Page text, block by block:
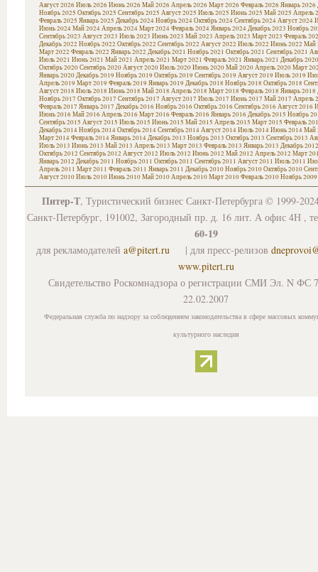
Август 2026 Июль 2026 Июнь 2026 Май 2026 Апрель 2026 Март 2026 Февраль 2026 Январь 2026
Ноябрь 2025 Октябрь 2025 Сентябрь 2025 Август 2025 Июль 2025 Июнь 2025 Май 2025 Апрель
Февраль 2025 Январь 2025 Декабрь 2024Ноябрь 2024Октябрь 2024Сентябрь 2024Август 2024
Июнь 2024Май 2024Апрель 2024Март 2024Февраль 2024Январь 2024Декабрь 2023 Ноябрь
Сентябрь 2023 Август 2023 Июль 2023 Июнь 2023 Май 2023 Апрель 2023 Март 2023 Февраль
Декабрь 2022 Ноябрь 2022 Октябрь 2022 Сентябрь 2022 Август 2022 Июль 2022 Июнь 2022 Май
Март 2022 Февраль 2022 Январь 2022 Декабрь 2021 Ноябрь 2021 Октябрь 2021 Сентябрь 2021
Июль 2021 Июнь 2021 Май 2021 Апрель 2021 Март 2021 Февраль 2021 Январь 2021 Декабрь 2020
Октябрь 2020Сентябрь 2020Август 2020Июль 2020Июнь 2020Май 2020Апрель 2020Март
Январь 2020Декабрь 2019 Ноябрь 2019 Октябрь 2019 Сентябрь 2019 Август 2019 Июль 2019
Апрель 2019 Март 2019 Февраль 2019 Январь 2019 Декабрь 2018 Ноябрь 2018 Октябрь 2018
Август 2018 Июль 2018 Июнь 2018 Май 2018 Апрель 2018 Март 2018 Февраль 2018 Январь 2018
Ноябрь 2017 Октябрь 2017 Сентябрь 2017 Август 2017 Июль 2017 Июнь 2017 Май 2017 Апрель
Февраль 2017 Январь 2017 Декабрь 2016 Ноябрь 2016 Октябрь 2016 Сентябрь 2016 Август 2016
Июнь 2016 Май 2016 Апрель 2016 Март 2016 Февраль 2016 Январь 2016 Декабрь 2015 Ноябрь
Сентябрь 2015 Август 2015 Июль 2015 Июнь 2015 Май 2015 Апрель 2015 Март 2015 Февраль
Декабрь 2014Ноябрь 2014Октябрь 2014Сентябрь 2014Август 2014Июль 2014Июнь 2014Май
Март 2014Февраль 2014Январь 2014Декабрь 2013 Ноябрь 2013 Октябрь 2013 Сентябрь 2013
Июль 2013 Июнь 2013 Май 2013 Апрель 2013 Март 2013 Февраль 2013 Январь 2013 Декабрь 2012
Октябрь 2012 Сентябрь 2012 Август 2012 Июль 2012 Июнь 2012 Май 2012 Апрель 2012 Март
Январь 2012 Декабрь 2011 Ноябрь 2011 Октябрь 2011 Сентябрь 2011 Август 2011 Июль 2011
Апрель 2011 Март 2011 Февраль 2011 Январь 2011 Декабрь 2010Ноябрь 2010Октябрь 2010
Август 2010Июль 2010Июнь 2010Май 2010Апрель 2010Март 2010Февраль 2010Ноябрь 2009
Питер-Т, Туристический бизнес Санкт-Петербурга © 1999-
Санкт-Петербург, 191002, Загородный пр. д. 16 лит. А офис 4Н ,
60-19
для рекламодателей a@pitert.ru | для пресс-релизов
www.pitert.ru
Свидетельство Роскомнадзора о регистрации СМИ Эл. N ФС
22.02.2007
Федеральная служба по надзору за соблюдением законодательства в сфере массовых
культурного наследия